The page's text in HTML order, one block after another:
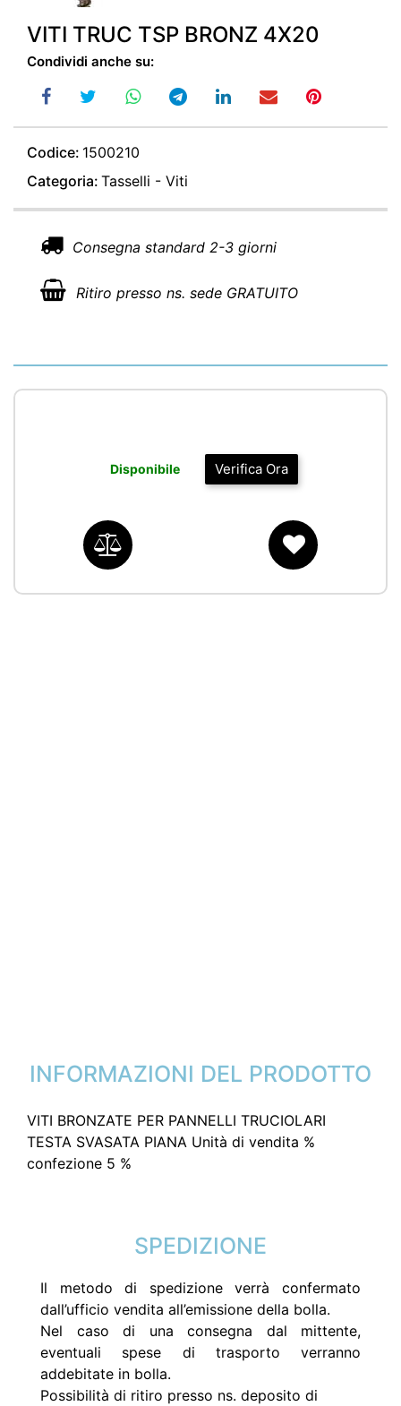
VITI TRUC TSP BRONZ 4X20
Condividi anche su:
Codice: 1500210
Categoria: Tasselli - Viti
Consegna standard 2-3 giorni
Ritiro presso ns. sede GRATUITO
Verifica Ora
Disponibile
INFORMAZIONI DEL PRODOTTO
VITI BRONZATE PER PANNELLI TRUCIOLARI
TESTA SVASATA PIANA Unità di vendita %
confezione 5 %
SPEDIZIONE
Il metodo di spedizione verrà confermato
dall’ufficio vendita all’emissione della bolla.
Nel caso di una consegna dal mittente,
eventuali spese di trasporto verranno
addebitate in bolla.
Possibilità di ritiro presso ns. deposito di